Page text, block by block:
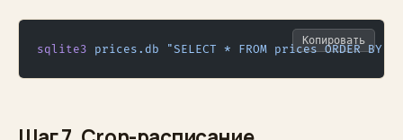
sqlite3 prices.db "SELECT * FROM prices ORDER BY
Копировать